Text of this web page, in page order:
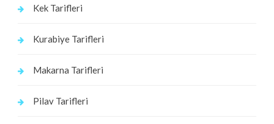
Kek Tarifleri
Kurabiye Tarifleri
Makarna Tarifleri
Pilav Tarifleri